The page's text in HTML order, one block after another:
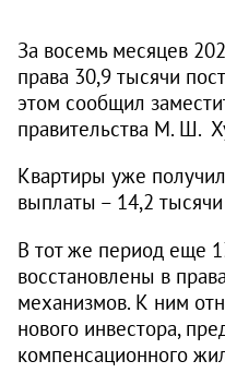
За восемь месяцев
права 30,9 тысячи
этом сообщил
правительства М. Ш.
Квартиры уже
выплаты – 14,2
В тот же период еще
восстановлены в
механизмов. К ним
нового инвестора,
компенсационного